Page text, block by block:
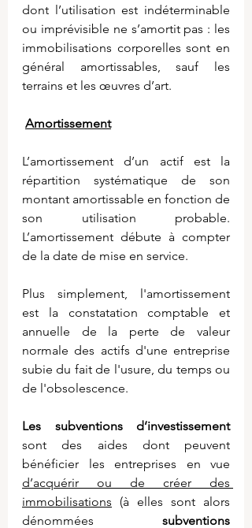
dont l’utilisation est indéterminable
ou imprévisible ne s’amortit pas : les
immobilisations corporelles sont en
général amortissables, sauf les
terrains et les œuvres d’art.
Amortissement
L’amortissement d’un actif est la
répartition systématique de son
montant amortissable en fonction de
son utilisation probable.
L’amortissement débute à compter
de la date de mise en service.
Plus simplement, l'amortissement
est la constatation comptable et
annuelle de la perte de valeur
normale des actifs d'une entreprise
subie du fait de l'usure, du temps ou
de l'obsolescence.
Les subventions d’investissement
sont des aides dont peuvent
d’acquérir ou de créer des
immobilisations (à elles sont alors
dénommées subventions